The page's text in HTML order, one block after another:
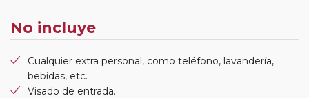
No incluye
Cualquier extra personal, como teléfono, lavandería,
bebidas, etc.
Visado de entrada.